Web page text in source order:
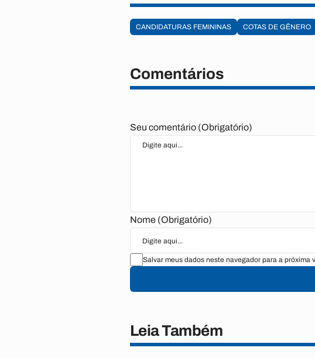
CANDIDATURAS FEMININAS COTAS DE GÊNERO
Comentários
Seu comentário (Obrigatório)
Nome (Obrigatório)
Salvar meus dados neste navegador para a próxima
Leia Também